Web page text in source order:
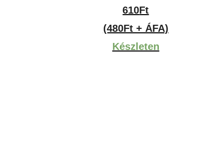
610Ft
(480Ft + ÁFA)
Készleten